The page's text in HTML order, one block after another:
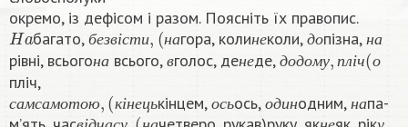
окремо, із дефісом і разом. Поясніть їх правопис.
Haбагато,безв іст и на
безвісти (на гора, колине
неколи, д о
допізна,на
рівні, всього н а
на всього, в
вголос, ден е
неде, д о д ом у пл і ч о
додому,пліч(о
пліч,
с амс ам о т о ю кі н е ц ь
самс к кінцем, о с ьось, о д и нодним, н апа-
відч асу,(на не у